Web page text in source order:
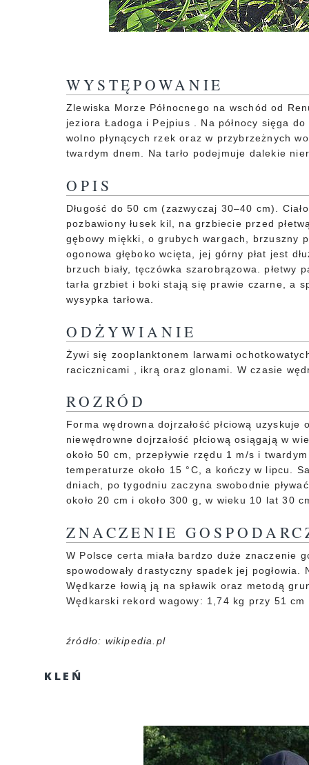
WYSTĘPOWANIE
Zlewiska Morze Północnego na wschód od
jeziora Ładoga i Pejpius . Na północy sięga
wolno płynących rzek oraz w przybrzeżnych
twardym dnem. Na tarło podejmuje dalekie
OPIS
Długość do 50 cm (zazwyczaj 30–40 cm).
pozbawiony łusek kil, na grzbiecie przed
gębowy miękki, o grubych wargach, brzuszny
ogonowa głęboko wcięta, jej górny płat jest
brzuch biały, tęczówka szarobrązowa. płetwy
tarła grzbiet i boki stają się prawie czarne, a
wysypka tarłowa.
ODŻYWIANIE
Żywi się zooplanktonem larwami
racicznicami , ikrą oraz glonami. W czasie
ROZRÓD
Forma wędrowna dojrzałość płciową
niewędrowne dojrzałość płciową osiągają w
około 50 cm, przepływie rzędu 1 m/s i
temperaturze około 15 °C, a kończy w lipcu.
dniach, po tygodniu zaczyna swobodnie
około 20 cm i około 300 g, w wieku 10 lat 30
ZNACZENIE
W Polsce certa miała bardzo duże znaczenie
spowodowały drastyczny spadek jej
Wędkarze łowią ją na spławik oraz metodą
Wędkarski rekord wagowy: 1,74 kg przy 51 cm
źródło: wikipedia.pl
KLEŃ